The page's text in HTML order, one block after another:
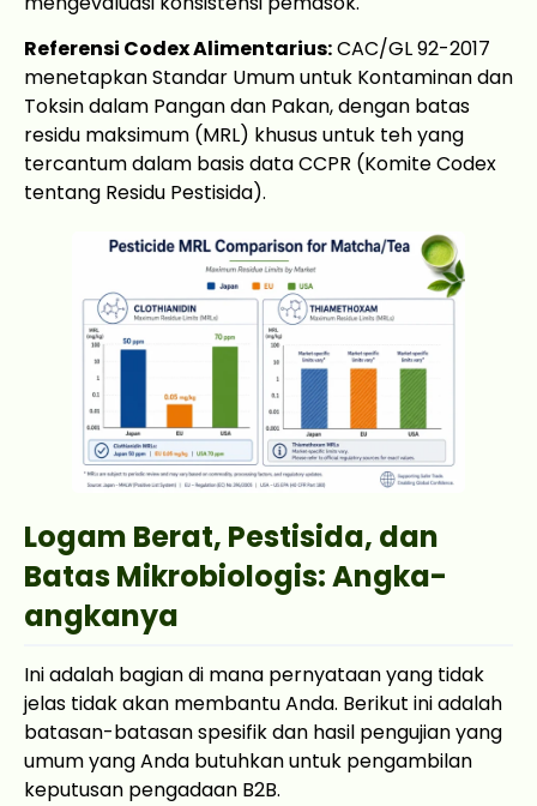
Referensi Codex Alimentarius:CAC/GL 92-2017
menetapkan Standar Umum untuk Kontaminan dan
Toksin dalam Pangan dan Pakan, dengan batas
residu maksimum (MRL) khusus untuk teh yang
tercantum dalam basis data CCPR (Komite Codex
tentang Residu Pestisida).
Logam Berat, Pestisida, dan
Batas Mikrobiologis: Angka-
angkanya
Ini adalah bagian di mana pernyataan yang tidak
jelas tidak akan membantu Anda. Berikut ini adalah
batasan-batasan spesifik dan hasil pengujian yang
umum yang Anda butuhkan untuk pengambilan
keputusan pengadaan B2B.